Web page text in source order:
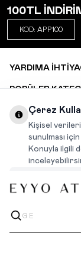
100TL
KOD: APP100
YARDIMA
POPÜLER
DEĞİŞİM VE
KARIYER
Çerez
Kişisel
sunulması
Konuyla ilgili